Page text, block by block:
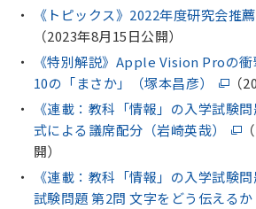
《トピックス》2022年度研究会推
（2023年8月15日公開）
《特別解説》Apple Vision Proの
10の「まさか」（塚本昌彦）
（
《連載：教科「情報」の入学試験
式による議席配分（岩崎英哉）
開）
《連載：教科「情報」の入学試験
試験問題 第2問 文字をどう伝えるか